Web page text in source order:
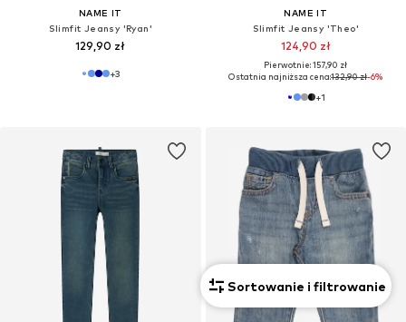
NAME IT
Slimfit Jeansy 'Ryan'
129,90 zł
+3
NAME IT
Slimfit Jeansy 'Theo'
124,90 zł
Pierwotnie: 157,90 zł
Ostatnia najniższa cena:132,90 zł-6%
+1
Sortowanie i filtrowanie